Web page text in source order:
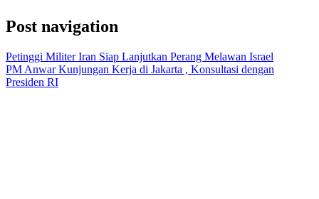
Post navigation
Petinggi Militer Iran Siap Lanjutkan Perang Melawan Israel
PM Anwar Kunjungan Kerja di Jakarta , Konsultasi dengan
Presiden RI